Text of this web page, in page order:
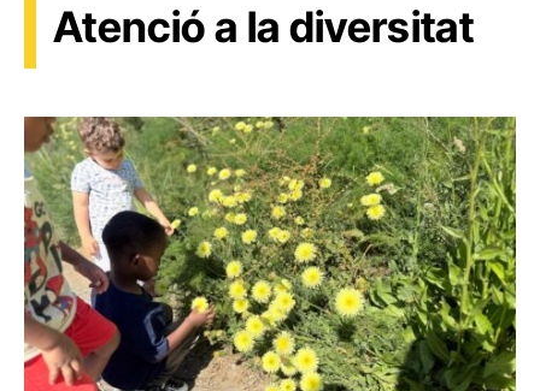
Atenció a la diversitat